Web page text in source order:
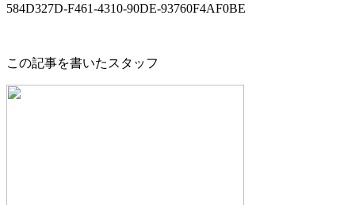
584D327D-F461-4310-90DE-93760F4AF0BE
この記事を書いたスタッフ